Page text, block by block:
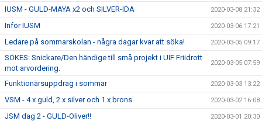
IUSM - GULD-MAYA x2 och SILVER-IDA 2020-03-08 21:32
Inför IUSM 2020-03-06 17:21
Ledare på sommarskolan - några dagar kvar att söka! 2020-03-05 09:17
SÖKES: Snickare/Den händige till små projekt i UIF Friidrott
mot arvordering.
2020-03-05 07:59
Funktionärsuppdrag i sommar 2020-03-03 13:22
VSM - 4 x guld, 2 x silver och 1 x brons 2020-03-02 16:08
JSM dag 2 - GULD-Oliver!! 2020-03-01 20:30